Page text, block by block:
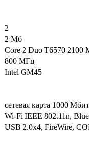
2
2 Мб
Core 2 Duo T6570 2100
800 МГц
Intel GM45
сетевая карта 1000
Wi-Fi IEEE 802.11n,
USB 2.0x4, FireWire,